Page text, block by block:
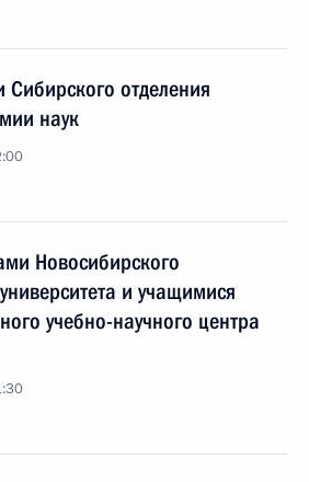
Сибирского отделения
наук
Новосибирского
и учащимися
учебно-научного центра